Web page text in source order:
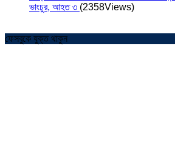
ভাংচুর, আহত ৩ (2358Views)
ফেসবুকে যুক্ত থাকুন